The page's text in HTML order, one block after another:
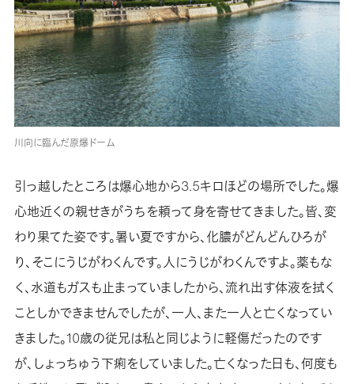
川向に臨んだ原爆ドーム
引っ越したところは爆心地から3.5キロほどの場所でした。爆
心地近くの親せきがうちを頼って身を寄せてきました。皆、変
わり果てた姿です。暑い夏ですから、化膿がどんどんひろが
り、そこにうじがわくんです。人にうじがわくんですよ。薬もな
く、水道もガスも止まっていましたから、流れ出す体液を拭く
ことしかできませんでしたが、一人、また一人と亡くなってい
きました。10歳の従兄は私と同じように軽傷だったのです
が、しょっちゅう下痢をしていました。亡くなった日も、何度も